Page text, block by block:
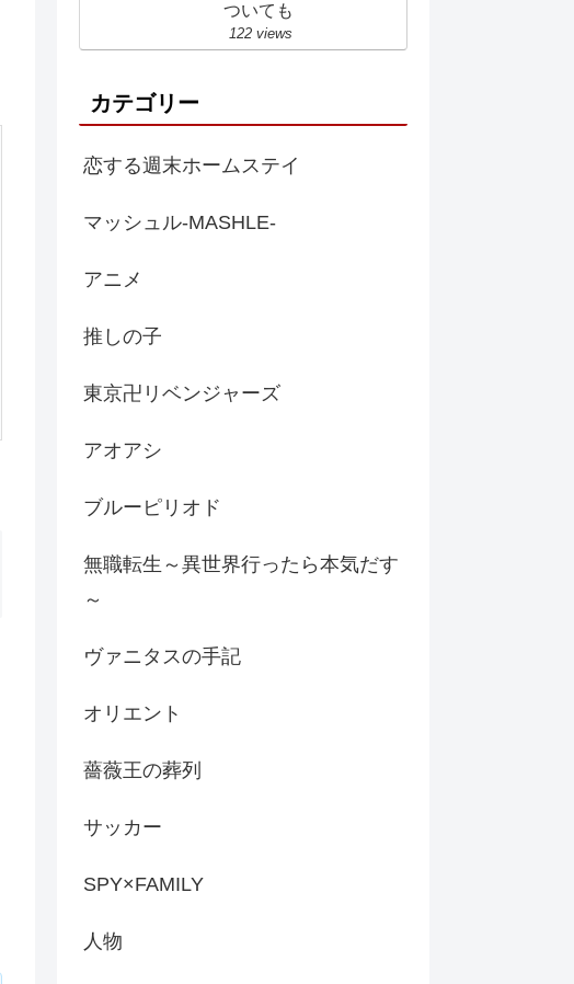
ついても
122 views
カテゴリー
恋する週末ホームステイ
マッシュル-MASHLE-
アニメ
推しの子
東京卍リベンジャーズ
アオアシ
ブルーピリオド
無職転生～異世界行ったら本気だす
～
ヴァニタスの手記
オリエント
薔薇王の葬列
サッカー
SPY×FAMILY
人物